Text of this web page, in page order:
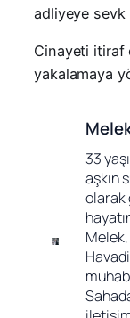
adliyeye sevk
Cinayeti itiraf
yakalamaya
33
aşkın
olarak